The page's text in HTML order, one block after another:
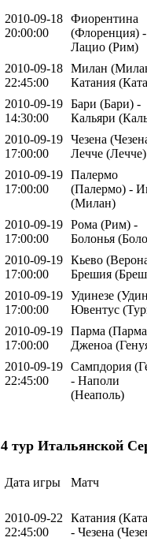
2010-09-18
20:00:00
Фиорентина
(Флоренция) -
Лацио (Рим)
2010-09-18
22:45:00
Милан
Катания
2010-09-19
14:30:00
Бари (Бари) -
Кальяри
2010-09-19
17:00:00
Чезена
Лечче (Лечче)
2010-09-19
17:00:00
Палермо
(Палермо) -
(Милан)
2010-09-19
17:00:00
Рома (Рим) -
Болонья
2010-09-19
17:00:00
Кьево
Брешия
2010-09-19
17:00:00
Удинезе
Ювентус
2010-09-19
17:00:00
Парма
Дженоа
2010-09-19
22:45:00
Сампдория
- Наполи
(Неаполь)
4 тур Итальянской
Дата игры Матч
2010-09-22
22:45:00
Катания
- Чезена